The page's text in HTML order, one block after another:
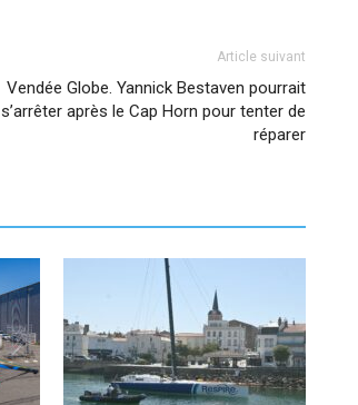
Article suivant
Vendée Globe. Yannick Bestaven pourrait
s’arrêter après le Cap Horn pour tenter de
réparer